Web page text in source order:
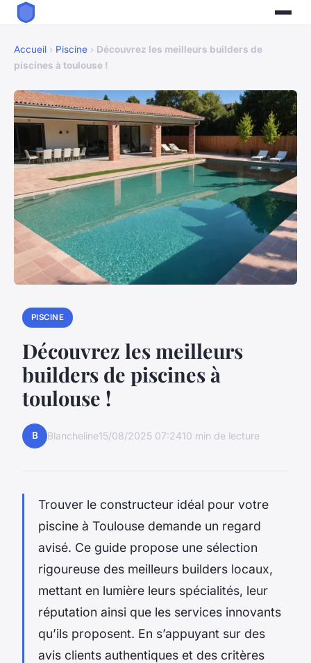
Accueil › Piscine › Découvrez les meilleurs builders de
piscines à toulouse !
PISCINE
Découvrez les meilleurs
builders de piscines à
toulouse !
B Blancheline15/08/2025 07:2410 min de lecture
Trouver le constructeur idéal pour votre
piscine à Toulouse demande un regard
avisé. Ce guide propose une sélection
rigoureuse des meilleurs builders locaux,
mettant en lumière leurs spécialités, leur
réputation ainsi que les services innovants
qu’ils proposent. En s’appuyant sur des
avis clients authentiques et des critères